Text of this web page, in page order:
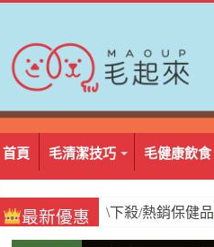
首頁 毛清潔技巧 毛健康飲食
最新優惠 \必囤/阿姆好棒棒